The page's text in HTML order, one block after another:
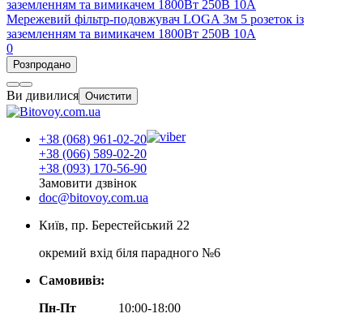
Мережевий фільтр-подовжувач LOGA 3м 5 розеток із
заземленням та вимикачем 1800Вт 250В 10А
0
Розпродано
Ви дивилися Очистити
+38 (068) 961-02-20
+38 (066) 589-02-20
+38 (093) 170-56-90
Замовити дзвінок
doc@bitovoy.com.ua
Київ, пр. Берестейський 22
окремий вхід біля парадного №6
Самовивіз:
Пн-Пт
10:00-18:00